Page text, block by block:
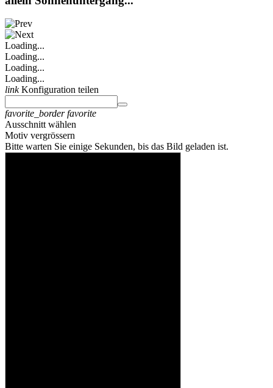
Loading...
Loading...
Loading...
Loading...
linkKonfiguration teilen
favorite_border favorite
Ausschnitt wählen
Motiv vergrössern
Bitte warten Sie einige Sekunden, bis das Bild geladen ist.